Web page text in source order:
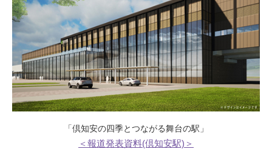
「倶知安の四季とつながる舞台の駅」
＜報道発表資料(倶知安駅)＞